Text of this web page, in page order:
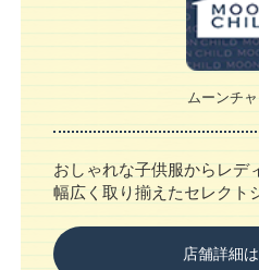
ムーンチ
おしゃれな子供服からレデ
幅広く取り揃えたセレクト
店舗詳細